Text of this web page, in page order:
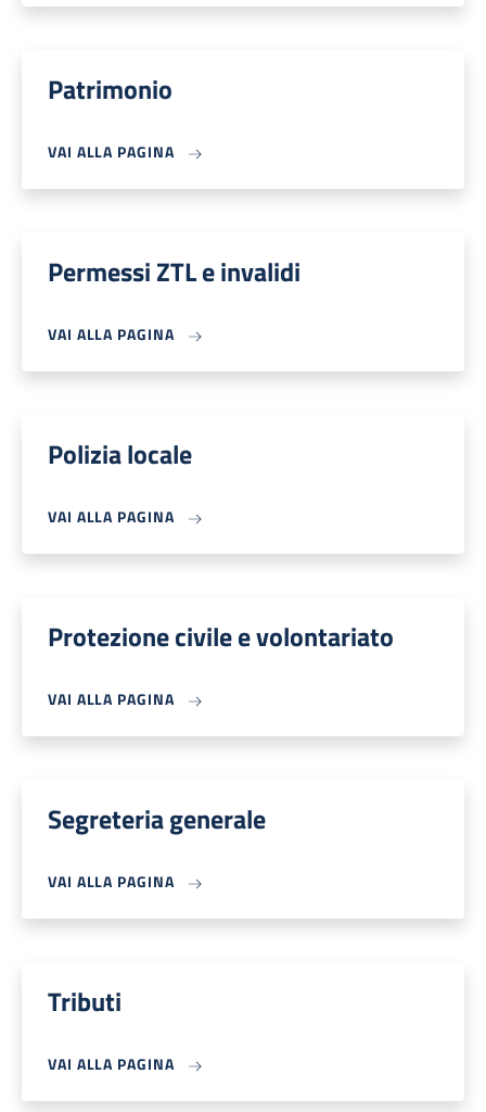
Patrimonio
VAI ALLA PAGINA
Permessi ZTL e invalidi
VAI ALLA PAGINA
Polizia locale
VAI ALLA PAGINA
Protezione civile e volontariato
VAI ALLA PAGINA
Segreteria generale
VAI ALLA PAGINA
Tributi
VAI ALLA PAGINA